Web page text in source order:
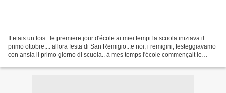
Il etais un fois...le premiere jour d'école ai miei tempi la scuola iniziava il
primo ottobre,... allora festa di San Remigio...e noi, i remigini, festeggiavamo
con ansia il primo giorno di scuola.. à mes temps l'école commençait le